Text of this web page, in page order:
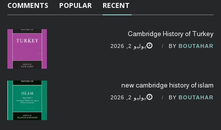
RECENT
POPULAR
COMMENTS
Cambridge History of Turkey
BY BOUTAHAR يوليو 2, 2026
new cambridge history of islam
BY BOUTAHAR يوليو 2, 2026